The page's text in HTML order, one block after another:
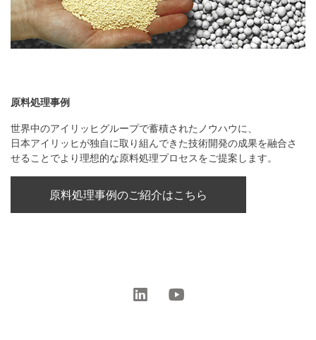
原料処理事例
世界中のアイリッヒグループで蓄積されたノウハウに、
日本アイリッヒが独自に取り組んできた技術開発の成果を融合さ
せることでより理想的な原料処理プロセスをご提案します。
原料処理事例のご紹介はこちら